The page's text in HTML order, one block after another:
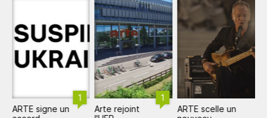
1
ARTE signe un
1
Arte rejoint
ARTE scelle un